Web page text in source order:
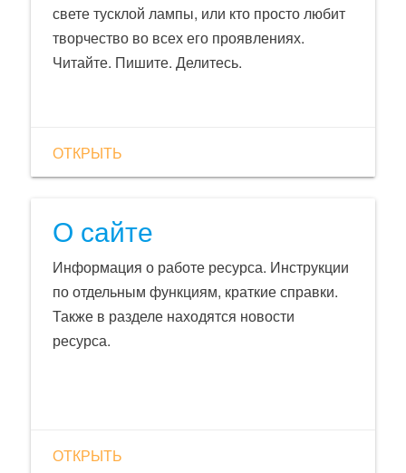
свете тусклой лампы, или кто просто любит
творчество во всех его проявлениях.
Читайте. Пишите. Делитесь.
ОТКРЫТЬ
О сайте
Информация о работе ресурса. Инструкции
по отдельным функциям, краткие справки.
Также в разделе находятся новости
ресурса.
ОТКРЫТЬ